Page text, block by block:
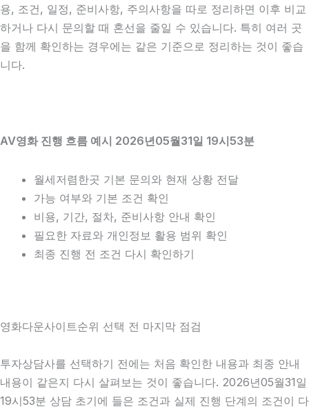
용, 조건, 일정, 준비사항, 주의사항을 따로 정리하면 이후 비교
하거나 다시 문의할 때 혼선을 줄일 수 있습니다. 특히 여러 곳
을 함께 확인하는 경우에는 같은 기준으로 정리하는 것이 좋습
니다.
AV영화 진행 흐름 예시 2026년05월31일 19시53분
월세저렴한곳 기본 문의와 현재 상황 전달
가능 여부와 기본 조건 확인
비용, 기간, 절차, 준비사항 안내 확인
필요한 자료와 개인정보 활용 범위 확인
최종 진행 전 조건 다시 확인하기
영화다운사이트순위 선택 전 마지막 점검
투자상담사를 선택하기 전에는 처음 확인한 내용과 최종 안내
내용이 같은지 다시 살펴보는 것이 좋습니다. 2026년05월31일
19시53분 상담 초기에 들은 조건과 실제 진행 단계의 조건이 다